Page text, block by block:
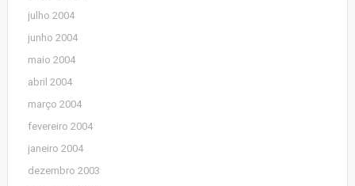
julho 2004
junho 2004
maio 2004
abril 2004
março 2004
fevereiro 2004
janeiro 2004
dezembro 2003